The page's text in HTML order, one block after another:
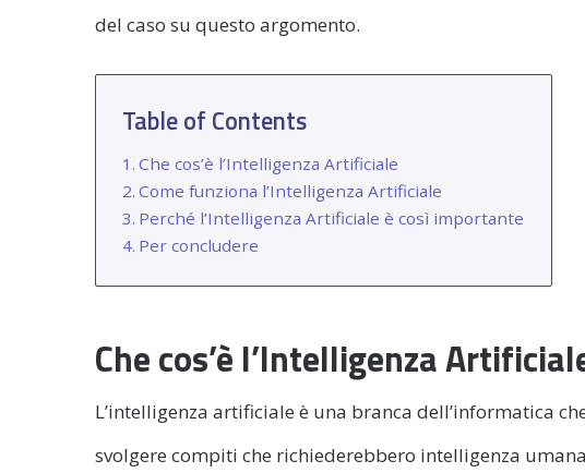
del caso su questo argomento.
Table of Contents
Che cos’è l’Intelligenza Artificiale
Come funziona l’Intelligenza Artificiale
Perché l’Intelligenza Artificiale è così importante
Per concludere
Che cos’è l’Intelligenza
L’intelligenza artificiale è una branca dell’informatica
svolgere compiti che richiederebbero intelligenza